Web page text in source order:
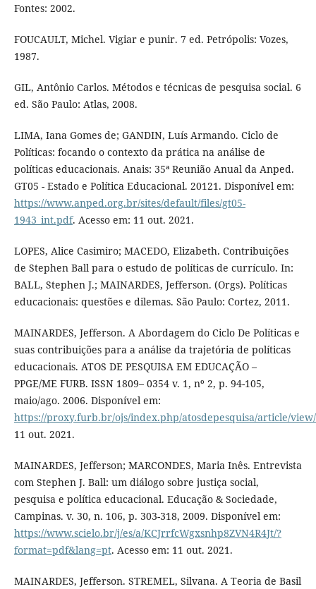
Fontes: 2002.
FOUCAULT, Michel. Vigiar e punir. 7 ed. Petrópolis: Vozes,
1987.
GIL, Antônio Carlos. Métodos e técnicas de pesquisa social. 6
ed. São Paulo: Atlas, 2008.
LIMA, Iana Gomes de; GANDIN, Luís Armando. Ciclo de
Políticas: focando o contexto da prática na análise de
políticas educacionais. Anais: 35ª Reunião Anual da Anped.
GT05 - Estado e Política Educacional. 20121. Disponível em:
https://www.anped.org.br/sites/default/files/gt05-
1943_int.pdf. Acesso em: 11 out. 2021.
LOPES, Alice Casimiro; MACEDO, Elizabeth. Contribuições
de Stephen Ball para o estudo de políticas de currículo. In:
BALL, Stephen J.; MAINARDES, Jefferson. (Orgs). Políticas
educacionais: questões e dilemas. São Paulo: Cortez, 2011.
MAINARDES, Jefferson. A Abordagem do Ciclo De Políticas e
suas contribuições para a análise da trajetória de políticas
educacionais. ATOS DE PESQUISA EM EDUCAÇÃO –
PPGE/ME FURB. ISSN 1809– 0354 v. 1, nº 2, p. 94-105,
maio/ago. 2006. Disponível em:
https://proxy.furb.br/ojs/index.php/atosdepesquisa/article/
11 out. 2021.
MAINARDES, Jefferson; MARCONDES, Maria Inês. Entrevista
com Stephen J. Ball: um diálogo sobre justiça social,
pesquisa e política educacional. Educação & Sociedade,
Campinas. v. 30, n. 106, p. 303-318, 2009. Disponível em:
https://www.scielo.br/j/es/a/KCJrrfcWgxsnhp8ZVN4R4Jt/?
format=pdf&lang=pt. Acesso em: 11 out. 2021.
MAINARDES, Jefferson. STREMEL, Silvana. A Teoria de Basil